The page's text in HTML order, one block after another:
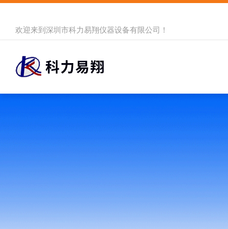
欢迎来到 深圳市科力易翔仪器设备有限公司 ！